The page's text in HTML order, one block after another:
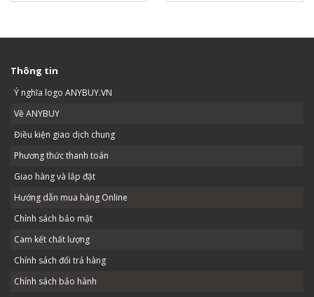
Thông tin
Ý nghĩa logo ANYBUY.VN
Về ANYBUY
Điều kiện giao dịch chung
Phương thức thanh toán
Giao hàng và lắp đặt
Hướng dẫn mua hàng Online
Chính sách bảo mật
Cam kết chất lượng
Chính sách đổi trả hàng
Chính sách bảo hành